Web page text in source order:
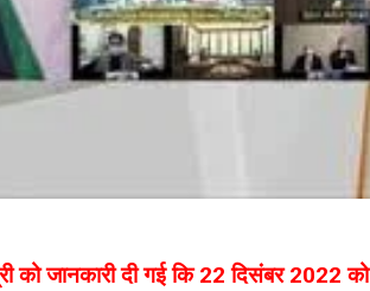
को जानकारी दी गई कि 22 दिसंबर 2022